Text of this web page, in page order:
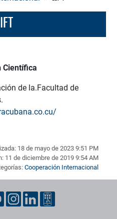
IIFT
Científica
de la.​Facultad de
18 de mayo de 2023 9:51 PM
11 de diciembre de 2019 9:54 AM
Cooperación Internacional
de contacto, redes sociales y